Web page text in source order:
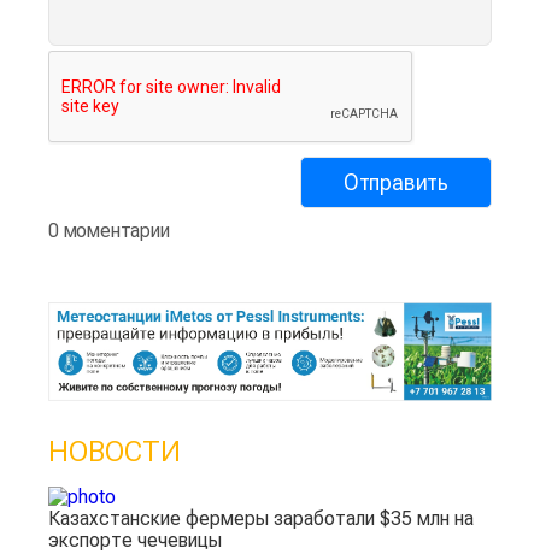
0 моментарии
НОВОСТИ
Казахстанские фермеры заработали $35 млн на
экспорте чечевицы